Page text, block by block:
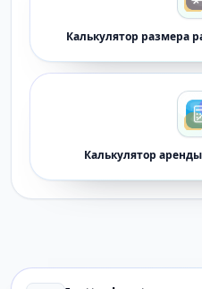
Калькулятор размера
Калькулятор